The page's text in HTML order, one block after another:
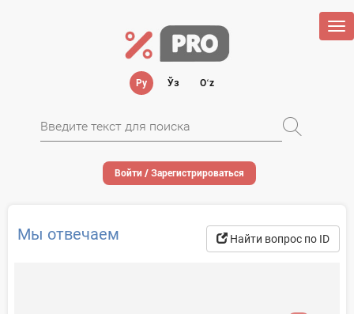
Ру Ўз Oʻz
Войти / Зарегистрироваться
Найти вопрос по ID
Мы отвечаем